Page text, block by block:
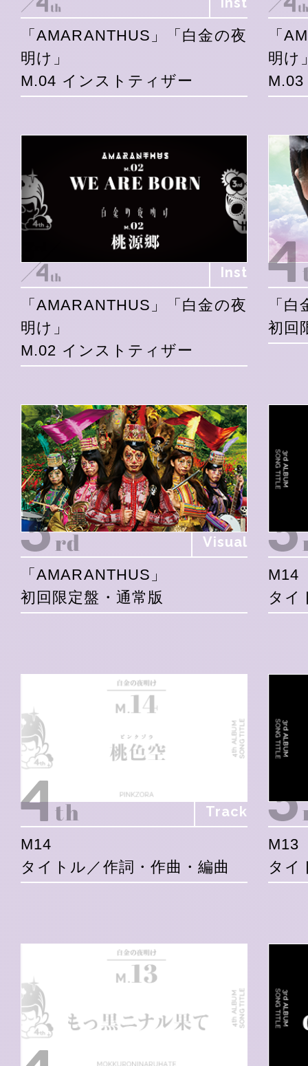
「AMARANTHUS」「白金の夜
明け」
M.04 インストティザー
「
明け
Inst
「AMARANTHUS」「白金の夜
明け」
M.02 インストティザー
「
初回
Visual
「AMARANTHUS」
初回限定盤・通常版
M14
タイ
Track
M14
タイトル／作詞・作曲・編曲
M13
タイ